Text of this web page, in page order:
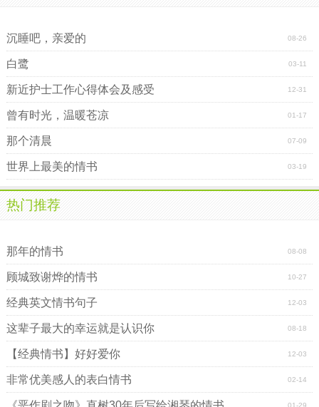
08-26
沉睡吧，亲爱的
03-11
白鹭
12-31
新近护士工作心得体会及感受
01-17
曾有时光，温暖苍凉
07-09
那个清晨
03-19
世界上最美的情书
热门推荐
08-08
那年的情书
10-27
顾城致谢烨的情书
12-03
经典英文情书句子
08-18
这辈子最大的幸运就是认识你
12-03
【经典情书】好好爱你
02-14
非常优美感人的表白情书
01-29